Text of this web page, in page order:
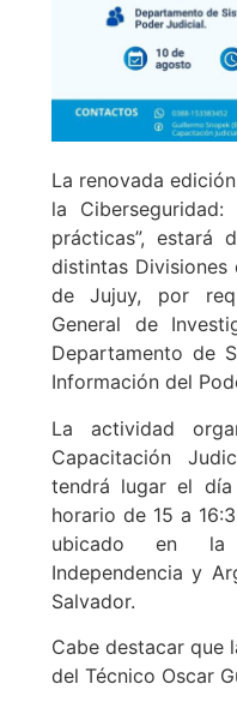
La renovada
la
prácticas”, estará
distintas Divisiones
de Jujuy, por
General de
Departamento de
Información del
La actividad
Capacitación
tendrá lugar el
horario de 15 a
ubicado en la
Independencia y
Salvador.
Cabe destacar que
del Técnico Oscar